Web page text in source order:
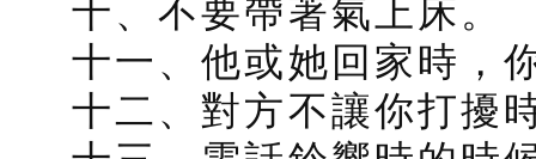
十、不要帶著氣上床。
十一、他或她回家時，
十二、對方不讓你打擾